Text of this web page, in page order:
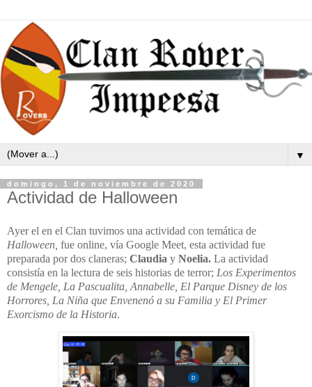
▼
domingo, 1 de noviembre de 2020
Actividad de Halloween
Ayer el en el Clan tuvimos una actividad con temática de
Halloween, fue online, vía Google Meet, esta actividad fue
preparada por dos claneras; Claudia y Noelia. La actividad
consistía en la lectura de seis historias de terror; Los Experimentos
de Mengele, La Pascualita, Annabelle, El Parque Disney de los
Horrores, La Niña que Envenenó a su Familia y El Primer
Exorcismo de la Historia.